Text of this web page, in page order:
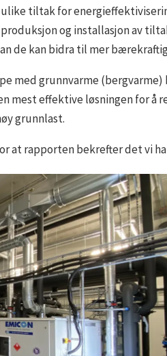
tiltak for
og installasjon av
de kan bidra til mer
med grunnvarme
mest effektive løsningen for å
grunnlast.
at rapporten bekrefter det vi